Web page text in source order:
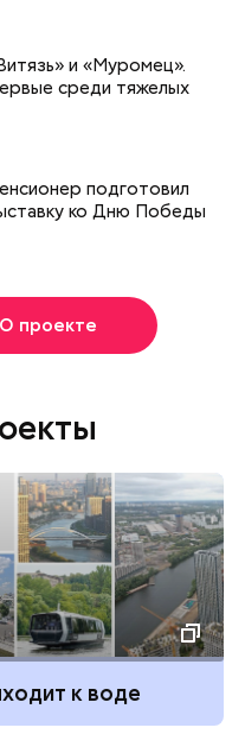
и «Муромец».
среди тяжелых
подготовил
ко Дню Победы
О проекте
к воде